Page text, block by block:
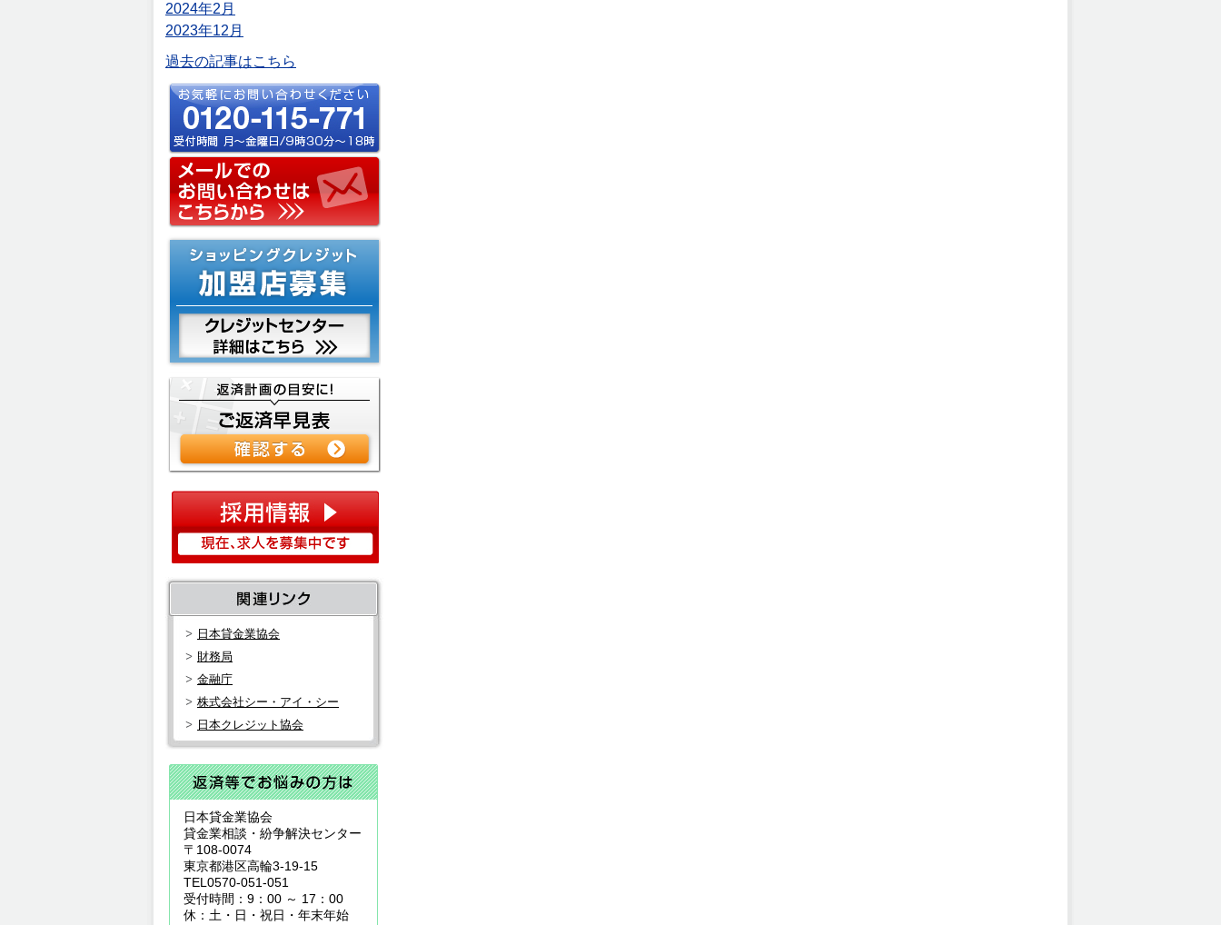
2024年2月
2023年12月
過去の記事はこちら
日本貸金業協会
財務局
金融庁
株式会社シー・アイ・シー
日本クレジット協会
日本貸金業協会
貸金業相談・紛争解決センター
〒108-0074
東京都港区高輪3-19-15
TEL0570-051-051
受付時間：9：00 ～ 17：00
休：土・日・祝日・年末年始